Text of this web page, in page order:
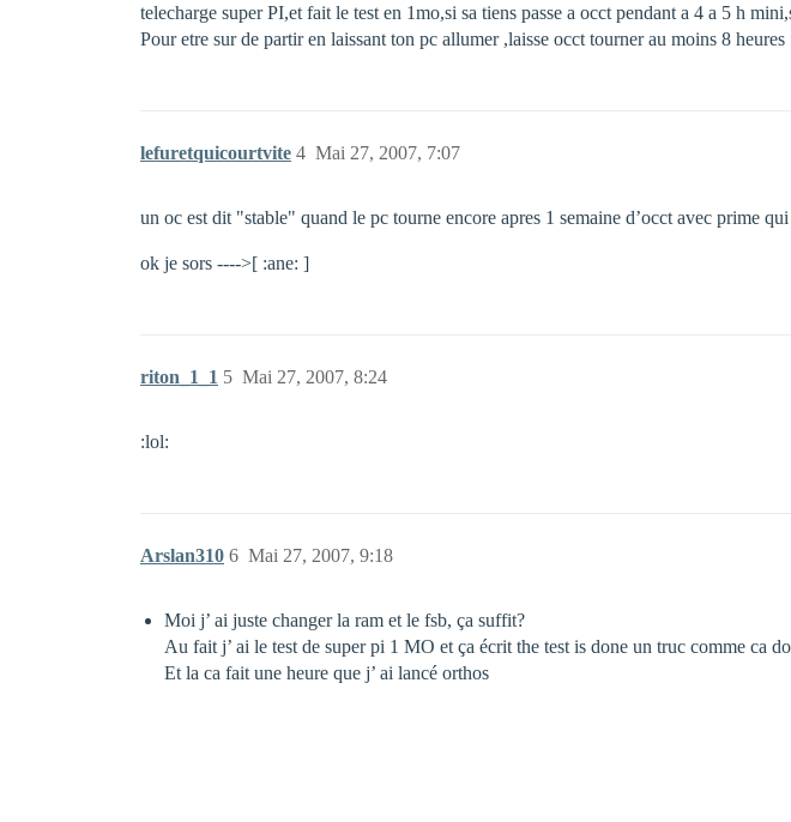
telecharge super PI,et fait le test en 1mo,si sa tiens passe a occt pendant a 4 a 5 h
Pour etre sur de partir en laissant ton pc allumer ,laisse occt tourner au moins 8 heures
lefuretquicourtvite Mai 27, 2007, 7:07
4
un oc est dit "stable" quand le pc tourne encore apres 1 semaine d’occt avec prime
ok je sors ---->[ :ane: ]
riton_1_1 Mai 27, 2007, 8:24
5
:lol:
Arslan310 Mai 27, 2007, 9:18
6
Moi j’ ai juste changer la ram et le fsb, ça suffit?
Au fait j’ ai le test de super pi 1 MO et ça écrit the test is done un truc comme ca
Et la ca fait une heure que j’ ai lancé orthos